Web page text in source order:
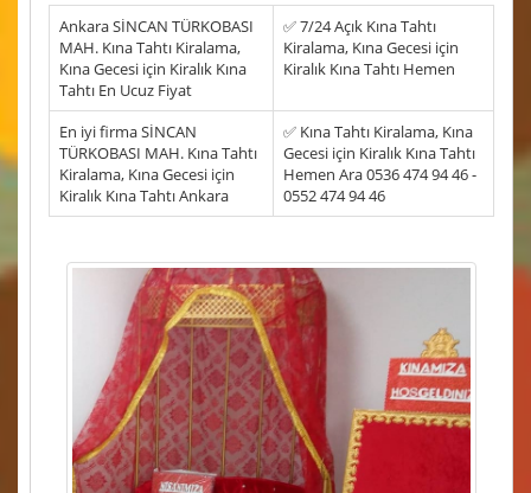
Ankara SİNCAN TÜRKOBASI
MAH. Kına Tahtı Kiralama,
Kına Gecesi için Kiralık Kına
Tahtı En Ucuz Fiyat
✅ 7/24 Açık Kına Tahtı
Kiralama, Kına Gecesi için
Kiralık Kına Tahtı Hemen
En iyi firma SİNCAN
TÜRKOBASI MAH. Kına Tahtı
Kiralama, Kına Gecesi için
Kiralık Kına Tahtı Ankara
✅ Kına Tahtı Kiralama, Kına
Gecesi için Kiralık Kına Tahtı
Hemen Ara 0536 474 94 46 -
0552 474 94 46